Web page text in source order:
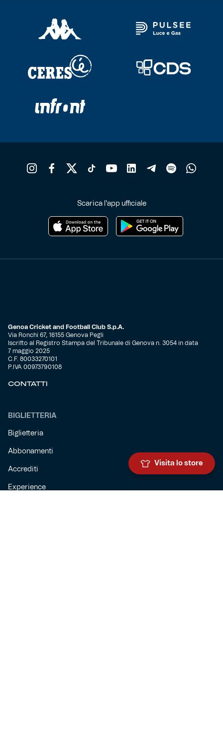
Scarica l'app ufficiale
Genoa Cricket and Football Club S.p.A.
Via Ronchi 67, 16155 Genova Pegli
Iscritto al Registro Stampa del Tribunale di Genova n. 3054 in data
7 maggio 2025
C.F. 80033270101
P.IVA 00973790108
CONTATTI
BIGLIETTERIA
Biglietteria
Abbonamenti
Accrediti
Experience
Visita lo store